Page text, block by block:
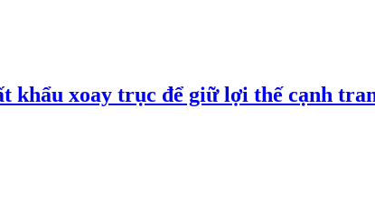
khẩu xoay trục để giữ lợi thế cạnh